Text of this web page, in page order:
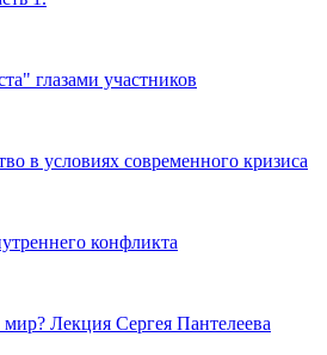
глазами участников
в условиях современного кризиса
конфликта
мир? Лекция Сергея Пантелеева